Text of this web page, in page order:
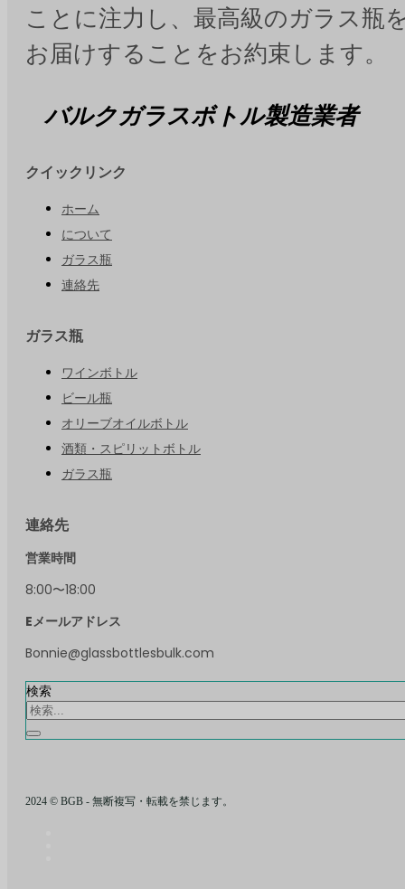
ことに注力し、最高級のガラス瓶
お届けすることをお約束します。
バルクガラスボトル製造業者
クイックリンク
ホーム
について
ガラス瓶
連絡先
ガラス瓶
ワインボトル
ビール瓶
オリーブオイルボトル
酒類・スピリットボトル
ガラス瓶
連絡先
営業時間
8:00〜18:00
Eメールアドレス
Bonnie@glassbottlesbulk.com
検索
2024 © BGB - 無断複写・転載を禁じます。